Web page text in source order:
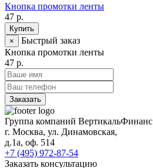
Кнопка промотки ленты
47 р.
Купить
×
Быстрый заказ
Кнопка промотки ленты
47 р.
Заказать
Группа компаний ВертикальФинанс
г. Москва, ул. Динамовская,
д.1а, оф. 514
+7 (495) 972-87-54
Заказать консультацию